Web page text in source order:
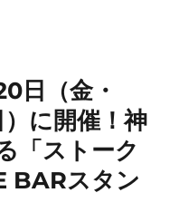
日（金・
に開催！神
「ストーク
BARスタン